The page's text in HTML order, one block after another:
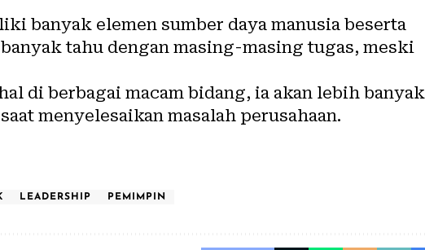
banyak elemen sumber daya manusia beserta
tahu dengan masing-masing tugas, meski
di berbagai macam bidang, ia akan lebih banyak
menyelesaikan masalah perusahaan.
LEADERSHIP PEMIMPIN